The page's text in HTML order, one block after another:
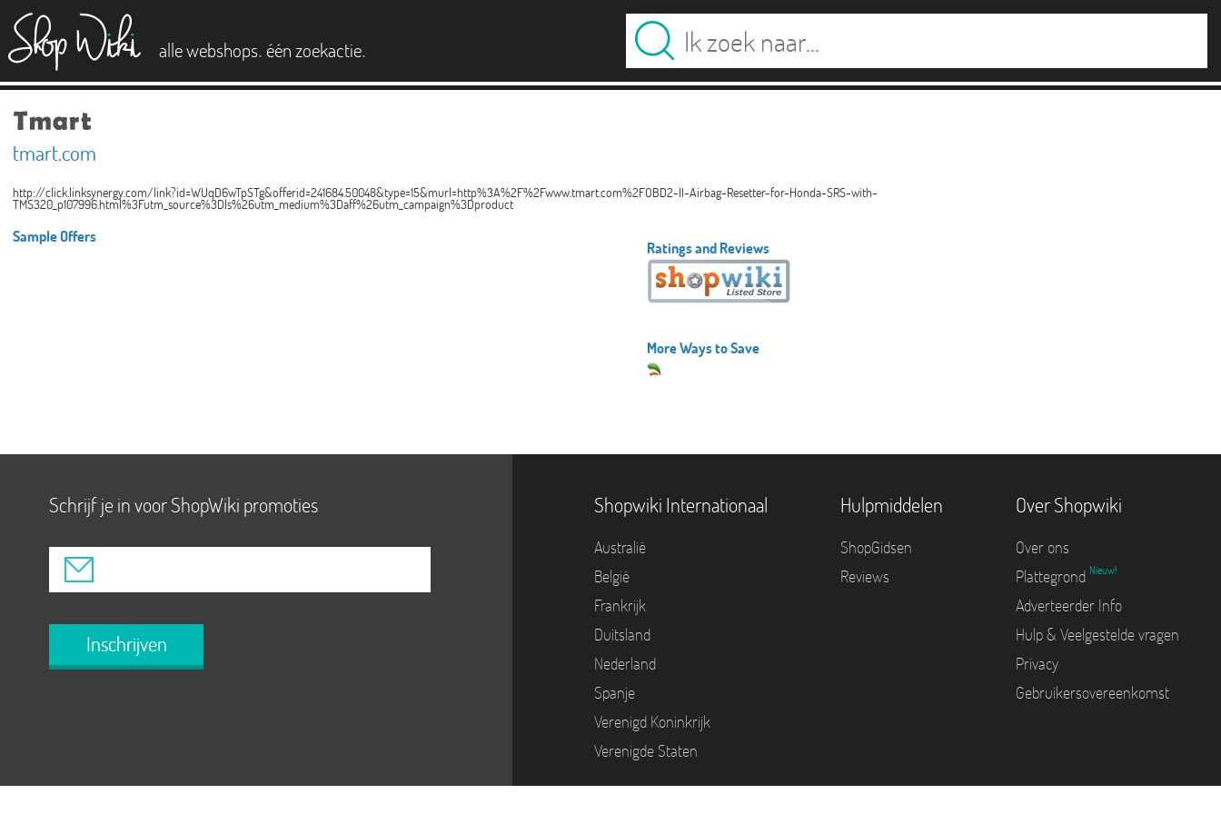
alle webshops. één zoekactie.
tmart.com
http://click.linksynergy.com/link?id=WUqD6wTpSTg&offerid=241684.50048&type=15&murl=http%3A%2F%2Fwww.tmart.com%2FOBD2-II-Airbag-Resetter-for-Honda-SRS-with-
TMS320_p107996.html%3Futm_source%3Dls%26utm_medium%3Daff%26utm_campaign%3Dproduct
Sample Offers
Ratings and Reviews
More Ways to Save
Schrijf je in voor ShopWiki promoties
Inschrijven
Shopwiki Internationaal
Australië
België
Frankrijk
Duitsland
Nederland
Spanje
Verenigd Koninkrijk
Verenigde Staten
Hulpmiddelen
ShopGidsen
Reviews
Over Shopwiki
Over ons
Plattegrond Nieuw!
Adverteerder Info
Hulp & Veelgestelde vragen
Privacy
Gebruikersovereenkomst